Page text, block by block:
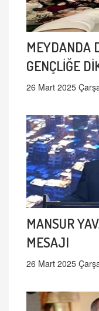
MEYDANDA
GENÇLİĞE
26 Mart 2025
MANSUR
MESAJI
26 Mart 2025